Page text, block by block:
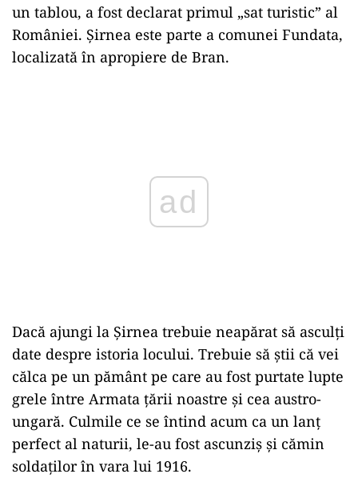
un tablou, a fost declarat primul „sat turistic” al
României. Șirnea este parte a comunei Fundata,
localizată în apropiere de Bran.
Dacă ajungi la Șirnea trebuie neapărat să asculți
date despre istoria locului. Trebuie să știi că vei
călca pe un pământ pe care au fost purtate lupte
grele între Armata țării noastre și cea austro-
ungară. Culmile ce se întind acum ca un lanț
perfect al naturii, le-au fost ascunziș și cămin
soldaților în vara lui 1916.